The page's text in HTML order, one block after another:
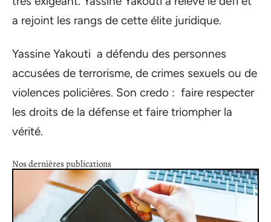
a rejoint les rangs de cette élite juridique.
Yassine Yakouti a défendu des personnes
accusées de terrorisme, de crimes sexuels ou de
violences policières. Son credo : faire respecter
les droits de la défense et faire triompher la
vérité.
Nos dernières publications